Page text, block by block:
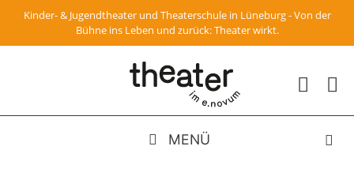
Zum
springen
Kinder- & Jugendtheater und Theaterschule in Lüneburg - Von der
Bühne ins Leben und zurück: Theater wirkt.
MENÜ